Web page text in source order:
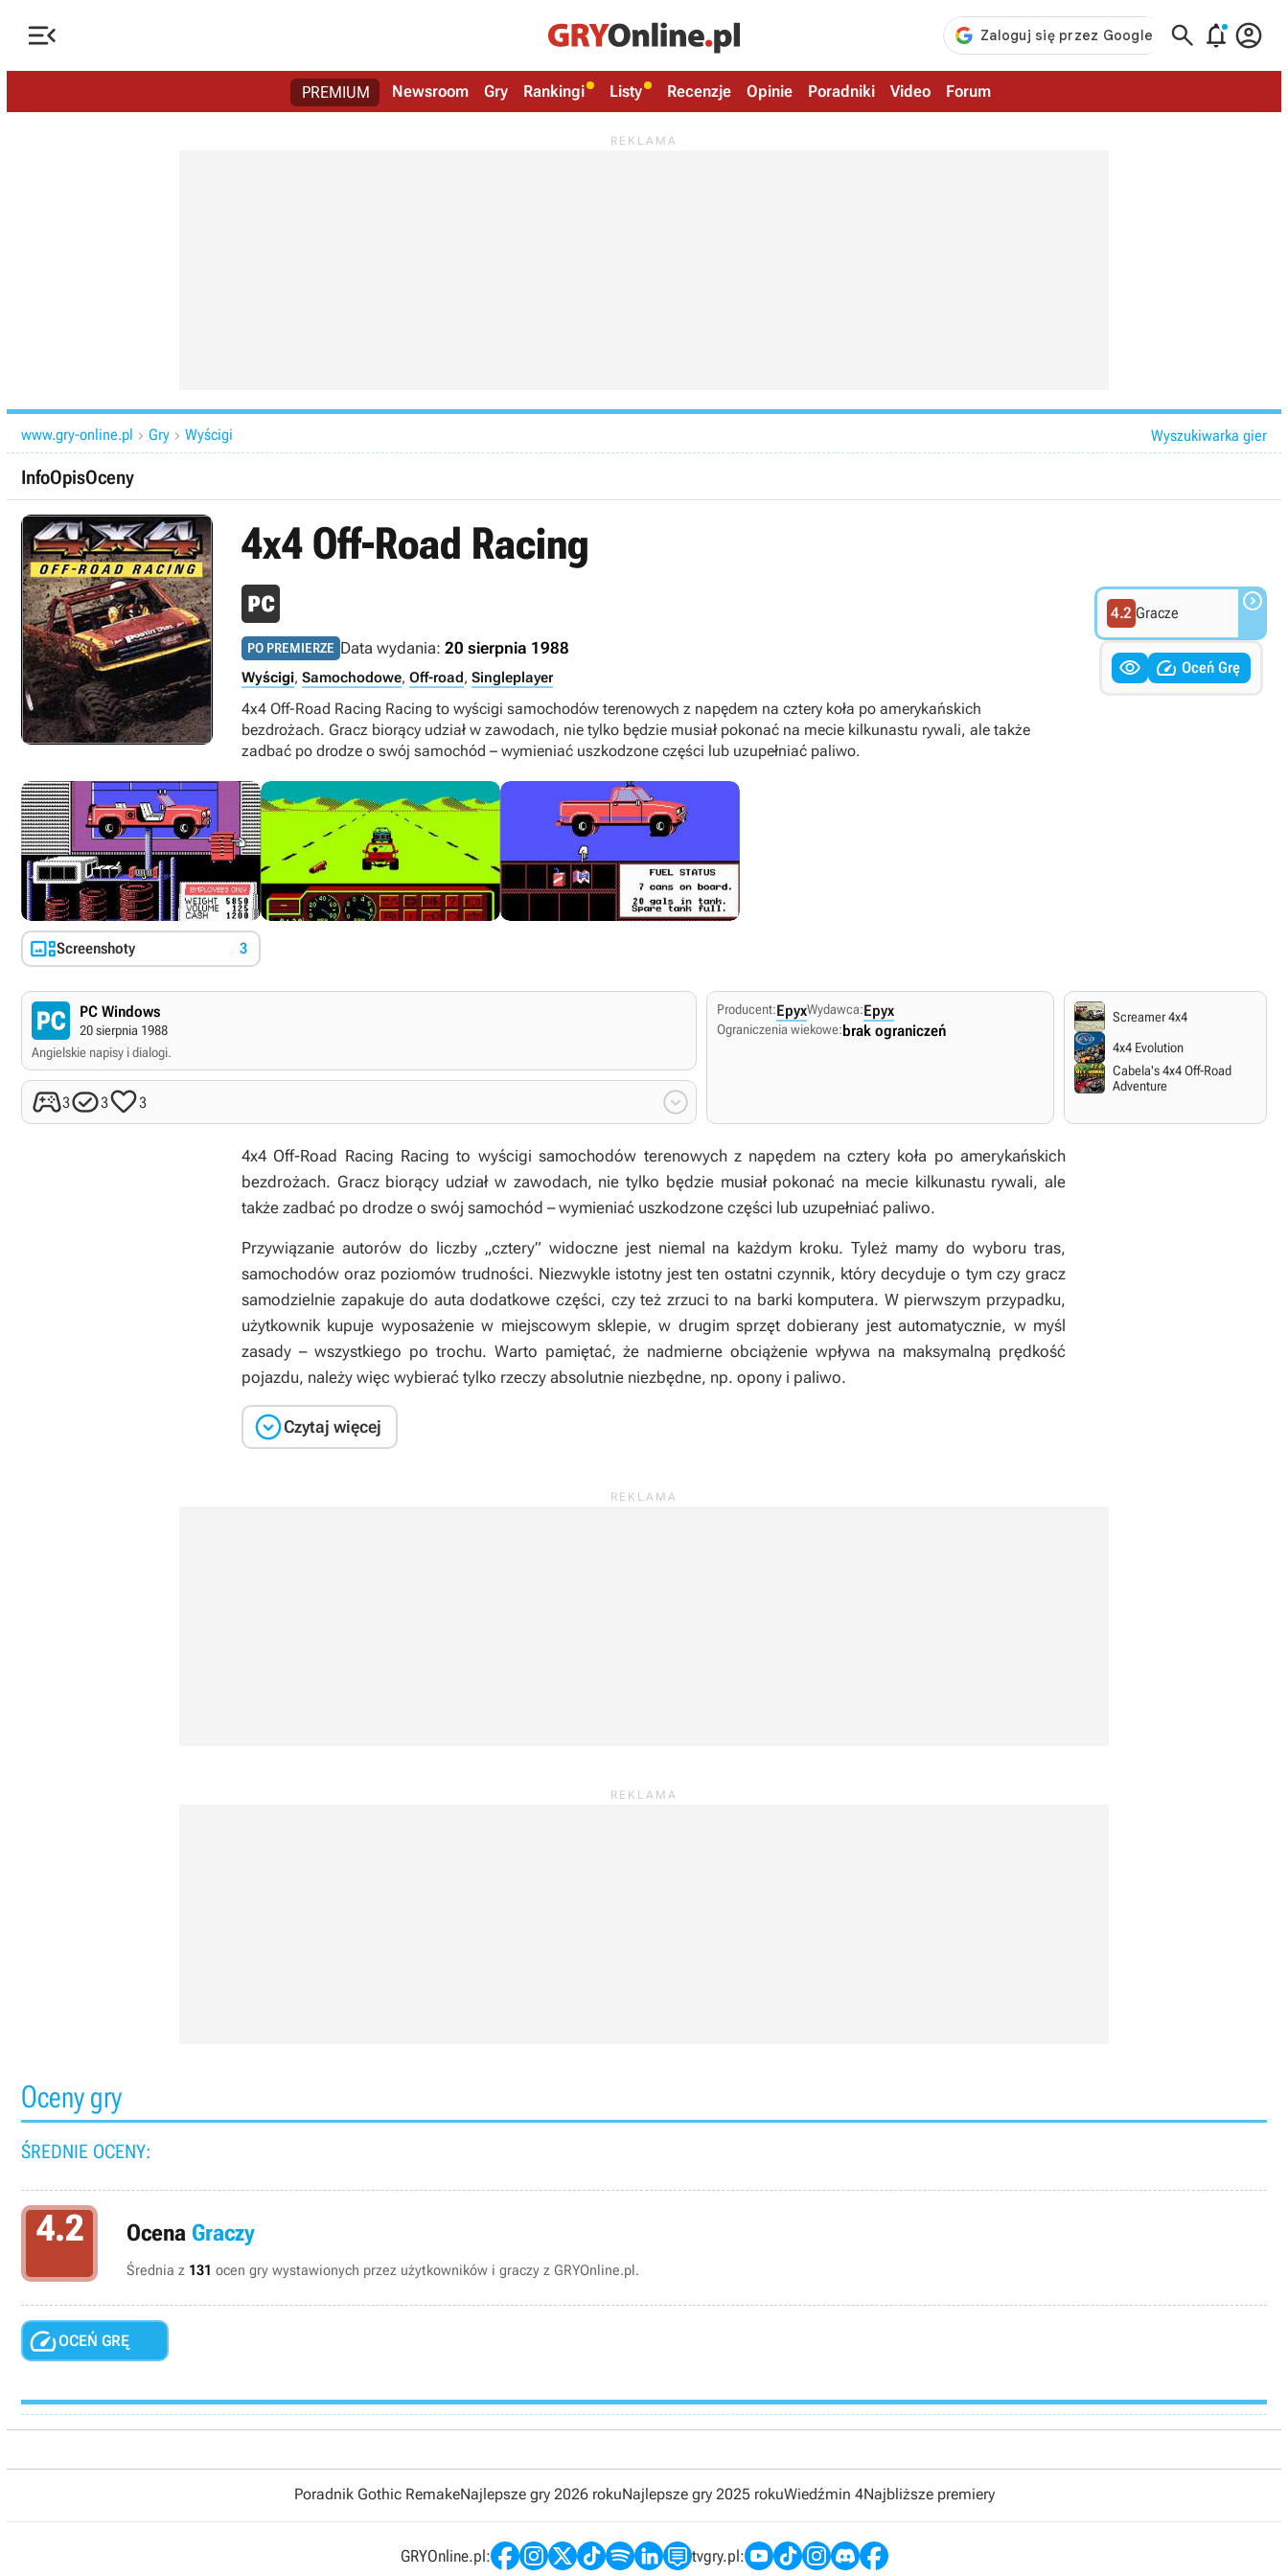
   
PREMIUM Newsroom Gry Rankingi Listy Recenzje Opinie Poradniki Video Forum
www.gry-online.pl  Gry  Wyścigi Wyszukiwarka gier
InfoOpisOceny
4x4 Off-Road Racing
PO PREMIERZE Data wydania: 20 sierpnia 1988
Wyścigi, Samochodowe, Off-road, Singleplayer
4x4 Off-Road Racing Racing to wyścigi samochodów terenowych z napędem na cztery koła po amerykańskich
bezdrożach. Gracz biorący udział w zawodach, nie tylko będzie musiał pokonać na mecie kilkunastu rywali, ale także
zadbać po drodze o swój samochód – wymieniać uszkodzone części lub uzupełniać paliwo.
4.2 Gracze 
  Oceń Grę
Screenshoty 3
PC Windows
20 sierpnia 1988
Angielskie napisy i dialogi.
333 
Producent:EpyxWydawca:Epyx
Ograniczenia wiekowe:brak ograniczeń
Screamer 4x4
4x4 Evolution
Cabela's 4x4 Off-Road
Adventure
4x4 Off-Road Racing Racing to wyścigi samochodów terenowych z napędem na cztery koła po amerykańskich
bezdrożach. Gracz biorący udział w zawodach, nie tylko będzie musiał pokonać na mecie kilkunastu rywali, ale
także zadbać po drodze o swój samochód – wymieniać uszkodzone części lub uzupełniać paliwo.
Przywiązanie autorów do liczby „cztery” widoczne jest niemal na każdym kroku. Tyleż mamy do wyboru tras,
samochodów oraz poziomów trudności. Niezwykle istotny jest ten ostatni czynnik, który decyduje o tym czy gracz
samodzielnie zapakuje do auta dodatkowe części, czy też zrzuci to na barki komputera. W pierwszym przypadku,
użytkownik kupuje wyposażenie w miejscowym sklepie, w drugim sprzęt dobierany jest automatycznie, w myśl
zasady – wszystkiego po trochu. Warto pamiętać, że nadmierne obciążenie wpływa na maksymalną prędkość
pojazdu, należy więc wybierać tylko rzeczy absolutnie niezbędne, np. opony i paliwo.
Czytaj więcej
Oceny gry
ŚREDNIE OCENY:
4.2 Ocena Graczy
Średnia z 131 ocen gry wystawionych przez użytkowników i graczy z GRYOnline.pl.
OCEŃ GRĘ
Poradnik Gothic RemakeNajlepsze gry 2026 rokuNajlepsze gry 2025 rokuWiedźmin 4Najbliższe premiery
GRYOnline.pl: tvgry.pl: